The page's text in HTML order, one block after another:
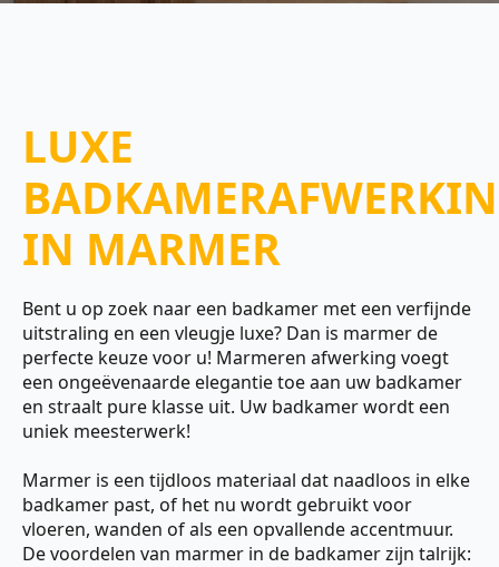
LUXE
IN MARMER
Bent u op zoek naar een badkamer met een verfijnde
uitstraling en een vleugje luxe? Dan is marmer de
perfecte keuze voor u! Marmeren afwerking voegt
een ongeëvenaarde elegantie toe aan uw badkamer
en straalt pure klasse uit. Uw badkamer wordt een
uniek meesterwerk!
Marmer is een tijdloos materiaal dat naadloos in elke
badkamer past, of het nu wordt gebruikt voor
vloeren, wanden of als een opvallende accentmuur.
De voordelen van marmer in de badkamer zijn talrijk: